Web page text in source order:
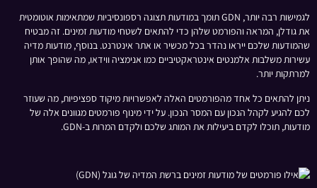
לגמישות רבה יותר, GDN תומך במודעות תצוגה רספונסיביות שמתאימות אוטומטית
את גודלן, המראה והפורמט שלהן כדי להתאים לשטחי מודעות זמינים. זה מבטיח
שהמודעות שלכם ייראו נהדר בכל מכשיר או אתר אינטרנט. בנוסף, מודעות מדיה
עשירות משלבות אלמנטים אינטראקטיביים כמו אנימציה ווידאו, מה שהופך אותן
למרתקות יותר.
ניתן להתאים כל אחד מהפורמטים האלה לאפשרויות מיקוד ספציפיות, מה שעוזר
לכם להגיע לקהל הנכון עם המסר הנכון. על ידי מינוף פורמטים מגוונים אלה של
מודעות, תוכלו לקדם ביעילות את המותג שלכם ולקדם המרות ב-GDN.